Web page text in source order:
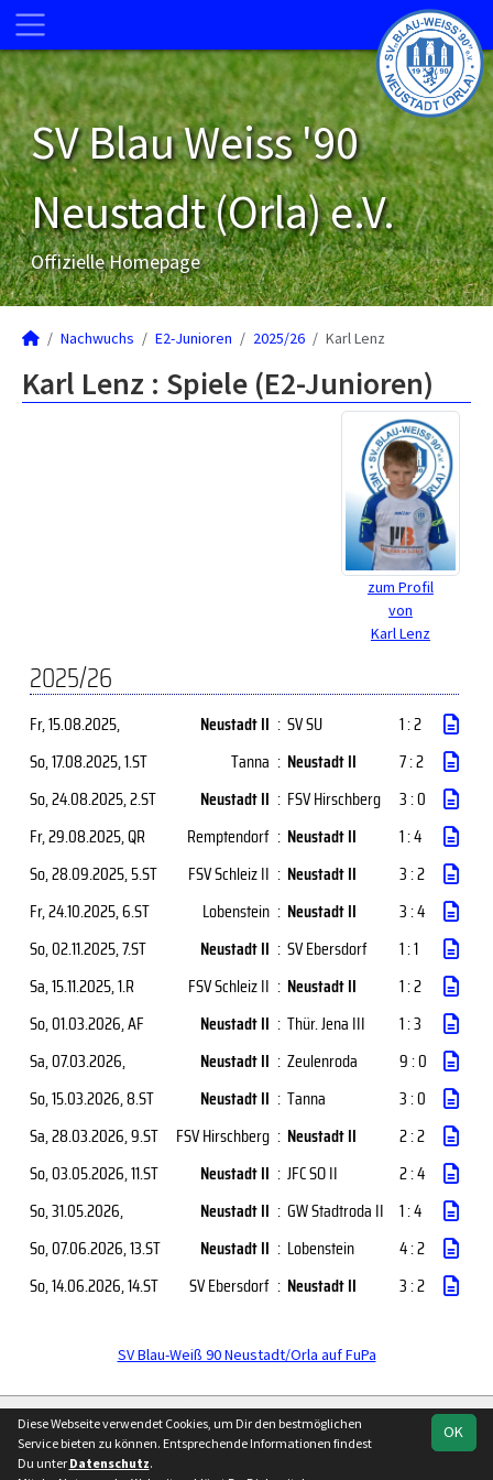
SV Blau Weiss '90
Neustadt (Orla) e.V.
Offizielle Homepage
Nachwuchs E2-Junioren 2025/26 Karl Lenz
Karl Lenz : Spiele (E2-Junioren)
zum Profil
von
Karl Lenz
2025/26
Fr, 15.08.2025, Neustadt II : SV SU
1 : 2
So, 17.08.2025, 1.ST Tanna : Neustadt II
7 : 2
So, 24.08.2025, 2.ST Neustadt II : FSV Hirschberg
3 : 0
Fr, 29.08.2025, QR Remptendorf : Neustadt II
1 : 4
So, 28.09.2025, 5.ST FSV Schleiz II : Neustadt II
3 : 2
Fr, 24.10.2025, 6.ST Lobenstein : Neustadt II
3 : 4
So, 02.11.2025, 7.ST Neustadt II : SV Ebersdorf
1 : 1
Sa, 15.11.2025, 1.R FSV Schleiz II : Neustadt II
1 : 2
So, 01.03.2026, AF Neustadt II : Thür. Jena III
1 : 3
Sa, 07.03.2026, Neustadt II : Zeulenroda
9 : 0
So, 15.03.2026, 8.ST Neustadt II : Tanna
3 : 0
Sa, 28.03.2026, 9.ST FSV Hirschberg : Neustadt II
2 : 2
So, 03.05.2026, 11.ST Neustadt II : JFC SO II
2 : 4
So, 31.05.2026, Neustadt II : GW Stadtroda II 1 : 4
So, 07.06.2026, 13.ST Neustadt II : Lobenstein
4 : 2
So, 14.06.2026, 14.ST SV Ebersdorf : Neustadt II 3 : 2
SV Blau-Weiß 90 Neustadt/Orla auf FuPa
soccero.de
Besucherstatistik
OK
Diese Webseite verwendet Cookies, um Dir den bestmöglichen
Service bieten zu können. Entsprechende Informationen findest
Du unter Datenschutz.